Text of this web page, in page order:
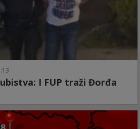
I FUP traži Đorđa